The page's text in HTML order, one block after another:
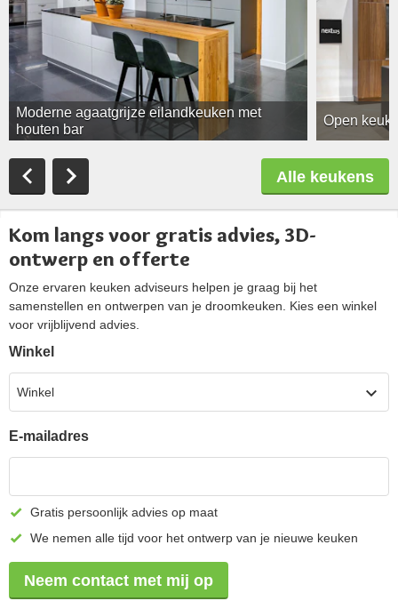
Moderne agaatgrijze eilandkeuken met
houten bar
Open
Alle keukens
Kom langs voor gratis advies, 3D-
ontwerp en offerte
Onze ervaren keuken adviseurs helpen je graag bij het
samenstellen en ontwerpen van je droomkeuken. Kies een winkel
voor vrijblijvend advies.
Winkel
Winkel
E-mailadres
Gratis persoonlijk advies op maat
We nemen alle tijd voor het ontwerp van je nieuwe keuken
Neem contact met mij op